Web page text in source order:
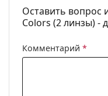
Упаковка
Производитель:
Линз в упаковке:
Оставить вопрос
Colors (2 линзы) -
Комментарий *